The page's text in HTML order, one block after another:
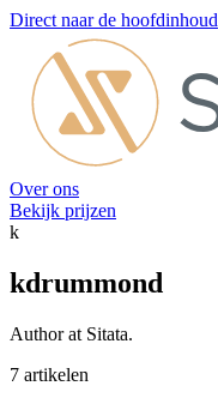
Direct naar de hoofdinhoud
Over ons
Bekijk prijzen
k
kdrummond
Author at Sitata.
7 artikelen